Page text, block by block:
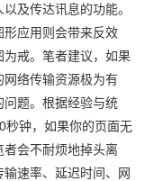
及传达讯息的功能。
应用则会带来反效
戒。笔者建议，如果
络传输资源极为有
题。根据经验与统
秒钟，如果你的页面无
会不耐烦地掉头离
速率、延迟时间、网